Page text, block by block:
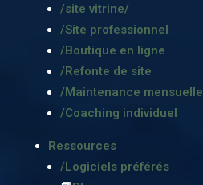
/site vitrine/
/Site professionnel
/Boutique en ligne
/Refonte de site
/Maintenance mensuelle
/Coaching individuel
Ressources
/Logiciels préférés